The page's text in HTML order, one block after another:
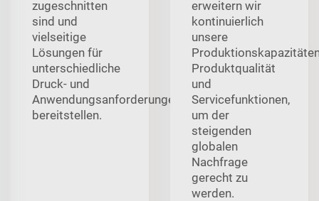
zugeschnitten
sind und
vielseitige
Lösungen für
unterschiedliche
Druck- und
Anwendungsanforderungen
bereitstellen.
erweitern wir
kontinuierlich
unsere
Produktqualität
und
Servicefunktionen,
um der
steigenden
globalen
Nachfrage
gerecht zu
werden.